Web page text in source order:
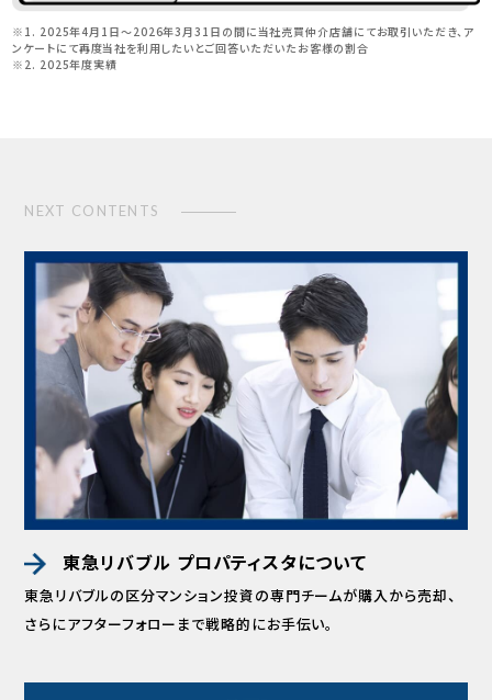
※1. 2025年4月1日～2026年3月31日の間に当社売買仲介店舗にてお取引いただき、ア
ンケートにて再度当社を利用したいとご回答いただいたお客様の割合
※2. 2025年度実績
NEXT CONTENTS
東急リバブル プロパティスタについて
東急リバブルの区分マンション投資の専門チームが購入から売却、
さらにアフターフォローまで戦略的にお手伝い。